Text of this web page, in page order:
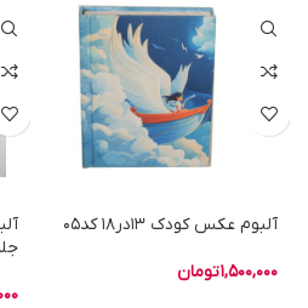
آلبوم عکس کودک 13در18 کد05
1,500,000تومان